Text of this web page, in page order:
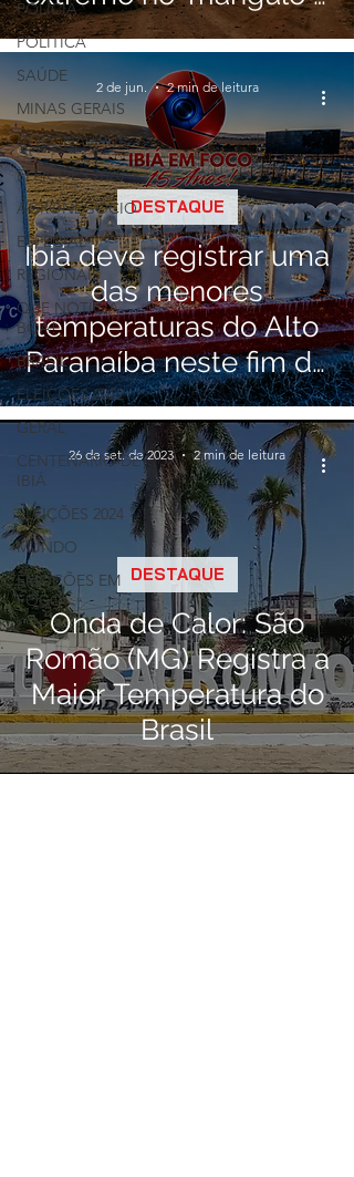
POLÍCIA
POLÍTICA
SAÚDE
MINAS GERAIS
CORONAVÍRUS
ELEIÇÕES 2020
AGRONEGÓCIO
ESPECIAL
REGIONAIS
QUE NOTÍCIA
BOA!
BRASIL
ELEIÇÕES 2022
GERAL
CENTENÁRIO DE
IBIÁ
ELEIÇÕES 2024
MUNDO
EMOÇÕES EM
FOCO
Alto Paranaíba
Ibiá deve registrar uma
das menores
temperaturas do Alto
Paranaíba neste fim de
semana
DESTAQUE
2 de jun. 2 min de leitura
Onda de Calor: São
Romão (MG) Registra a
Maior Temperatura do
Brasil
DESTAQUE
26 de set. de 2023 2 min de leitura